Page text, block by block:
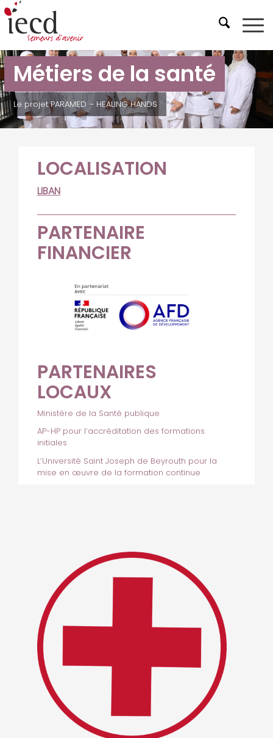
Métiers de la santé
Le projet PARAMED – HEALING HANDS
LOCALISATION
LIBAN
PARTENAIRE
FINANCIER
PARTENAIRES
LOCAUX
Ministère de la Santé publique
AP-HP pour l’accréditation des formations
initiales
L’Université Saint Joseph de Beyrouth pour la
mise en œuvre de la formation continue